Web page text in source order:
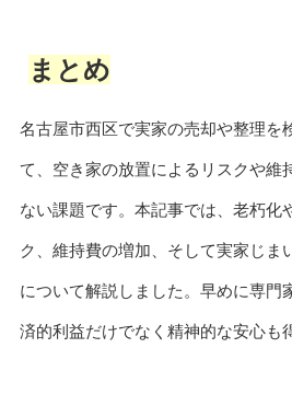
まとめ
名古屋市西区で実家の売却や整理を
て、空き家の放置によるリスクや維
ない課題です。本記事では、老朽化
ク、維持費の増加、そして実家じま
について解説しました。早めに専門
済的利益だけでなく精神的な安心も